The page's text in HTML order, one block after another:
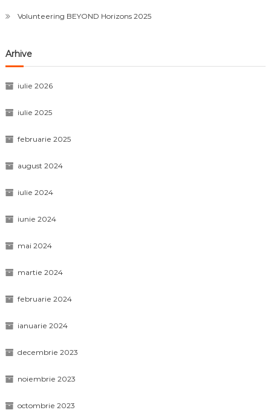
Volunteering BEYOND Horizons 2025
Arhive
iulie 2026
iulie 2025
februarie 2025
august 2024
iulie 2024
iunie 2024
mai 2024
martie 2024
februarie 2024
ianuarie 2024
decembrie 2023
noiembrie 2023
octombrie 2023